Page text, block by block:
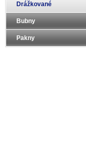
Drážkované
Bubny
Pakny